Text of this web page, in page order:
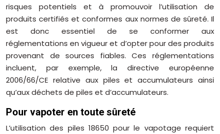
risques potentiels et à promouvoir l’utilisation de
produits certifiés et conformes aux normes de sûreté. Il
est donc essentiel de se conformer aux
réglementations en vigueur et d’opter pour des produits
provenant de sources fiables. Ces réglementations
incluent, par exemple, la directive européenne
2006/66/CE relative aux piles et accumulateurs ainsi
qu’aux déchets de piles et d’accumulateurs.
Pour vapoter en toute sûreté
L’utilisation des piles 18650 pour le vapotage requiert